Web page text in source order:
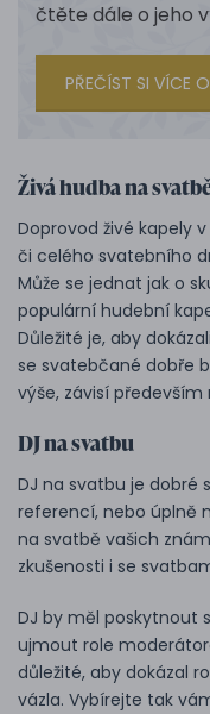
čtěte dále o jeho
PŘEČÍST SI VÍCE
Živá hudba na
Doprovod živé kapely
či celého svatebního
Může se jednat jak o
populární hudební
Důležité je, aby
se svatebčané dobře
výše, závisí
DJ na svatbu
DJ na svatbu je dobré
referencí, nebo úplně
na svatbě vašich
zkušenosti i se
DJ by měl poskytnout
ujmout role
důležité, aby dokázal
vázla. Vybírejte tak